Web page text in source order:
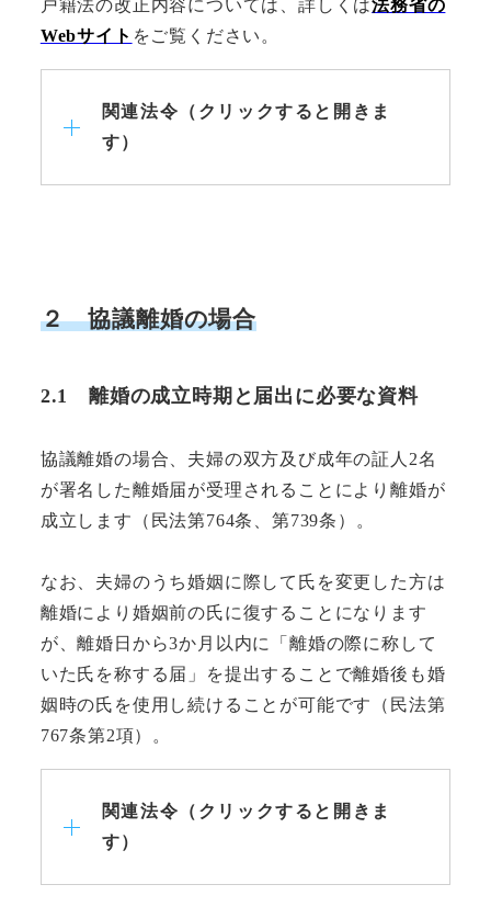
戸籍法の改正内容については、詳しくは法務省の
Webサイト をご覧ください。
関連法令（クリックすると開きま
す）
２協議離婚の場合
2.1 離婚の成立時期と届出に必要な資料
協議離婚の場合、夫婦の双方及び成年の証人2名
が署名した離婚届が受理されることにより離婚が
成立します（民法第764条、第739条）。
なお、夫婦のうち婚姻に際して氏を変更した方は
離婚により婚姻前の氏に復することになります
が、離婚日から3か月以内に「離婚の際に称して
いた氏を称する届」を提出することで離婚後も婚
姻時の氏を使用し続けることが可能です（民法第
767条第2項）。
関連法令（クリックすると開きま
す）